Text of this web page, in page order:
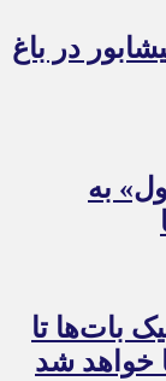
در باغ
به
بات‌ها تا